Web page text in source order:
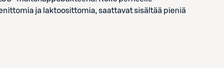
ja laktoosittomia, saattavat sisältää pieniä